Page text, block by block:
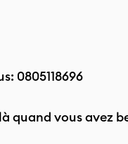
0805118696
quand vous avez